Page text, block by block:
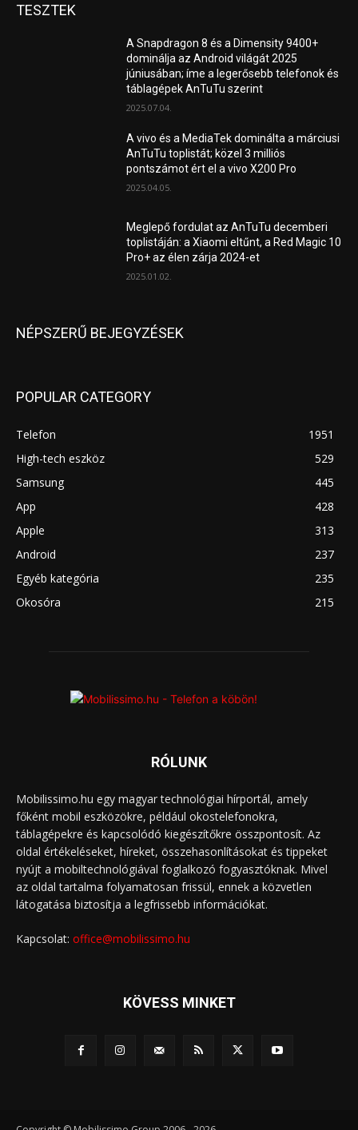
TESZTEK
A Snapdragon 8 és a Dimensity 9400+
dominálja az Android világát 2025
júniusában; íme a legerősebb telefonok és
táblagépek AnTuTu szerint
2025.07.04.
A vivo és a MediaTek dominálta a márciusi
AnTuTu toplistát; közel 3 milliós
pontszámot ért el a vivo X200 Pro
2025.04.05.
Meglepő fordulat az AnTuTu decemberi
toplistáján: a Xiaomi eltűnt, a Red Magic 10
Pro+ az élen zárja 2024-et
2025.01.02.
NÉPSZERŰ BEJEGYZÉSEK
POPULAR CATEGORY
Telefon
1951
High-tech eszköz
529
Samsung
445
App
428
Apple
313
Android
237
Egyéb kategória
235
Okosóra
215
RÓLUNK
Mobilissimo.hu egy magyar technológiai hírportál, amely
főként mobil eszközökre, például okostelefonokra,
táblagépekre és kapcsolódó kiegészítőkre összpontosít. Az
oldal értékeléseket, híreket, összehasonlításokat és tippeket
nyújt a mobiltechnológiával foglalkozó fogyasztóknak. Mivel
az oldal tartalma folyamatosan frissül, ennek a közvetlen
látogatása biztosítja a legfrissebb információkat.
Kapcsolat: office@mobilissimo.hu
KÖVESS MINKET